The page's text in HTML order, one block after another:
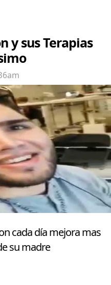
y sus Terapias
cada día mejora mas
su madre